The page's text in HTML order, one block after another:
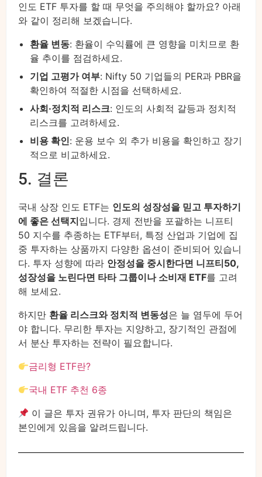
인도 ETF 투자를 할 때 무엇을 주의해야 할까요? 아래
와 같이 정리해 보겠습니다.
환율 변동: 환율이 수익률에 큰 영향을 미치므로 환
율 추이를 점검하세요.
기업 고평가 여부: Nifty 50 기업들의 PER과 PBR을
확인하여 적절한 시점을 선택하세요.
사회·정치적 리스크: 인도의 사회적 갈등과 정치적
리스크를 고려하세요.
비용 확인: 운용 보수 외 추가 비용을 확인하고 장기
적으로 비교하세요.
5. 결론
국내 상장 인도 ETF는 인도의 성장성을 믿고 투자하기
에 좋은 선택지입니다. 경제 전반을 포괄하는 니프티
50 지수를 추종하는 ETF부터, 특정 산업과 기업에 집
중 투자하는 상품까지 다양한 옵션이 준비되어 있습니
다. 투자 성향에 따라 안정성을 중시한다면 니프티50,
성장성을 노린다면 타타 그룹이나 소비재 ETF를 고려
해 보세요.
하지만 환율 리스크와 정치적 변동성은 늘 염두에 두어
야 합니다. 무리한 투자는 지양하고, 장기적인 관점에
서 분산 투자하는 전략이 필요합니다.
금리형 ETF란?
국내 ETF 추천 6종
이 글은 투자 권유가 아니며, 투자 판단의 책임은
본인에게 있음을 알려드립니다.